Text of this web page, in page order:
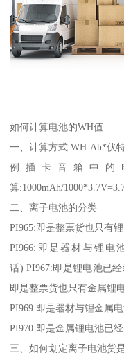
如何计算电池的WH值
一、计算方式:WH-Ah*伏
例插卡音箱中的
算:1000mAh/
二、离子电池的分类
PI965:即是整票货也只有
PI966:即是器材与锂电
话) PI967:即是锂电池已
即是整票货也只有金属锂
PI969:即是器材与锂金属
PI970:即是金属锂电池已
三、如何划定离子电池货